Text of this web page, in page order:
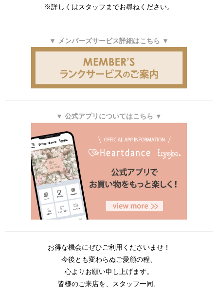
※詳しくはスタッフまでお尋ねください。
▼ メンバーズサービス詳細はこちら ▼
▼ 公式アプリについてはこちら ▼
お得な機会にぜひご利用くださいませ！
今後とも変わらぬご愛顧の程、
心よりお願い申し上げます。
皆様のご来店を、スタッフ一同、